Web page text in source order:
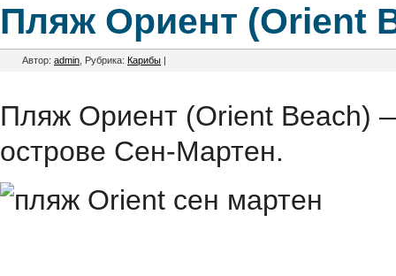
Пляж Ориент (Orient
Автор: admin , Рубрика: Карибы |
Пляж Ориент (Orient Beach)
острове Сен-Мартен.